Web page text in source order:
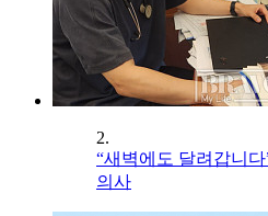
2.
“새벽에도 달려갑니
의사